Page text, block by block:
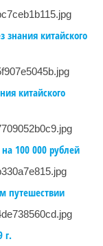
знания китайского
китайского
100 000 рублей
путешествии
г.